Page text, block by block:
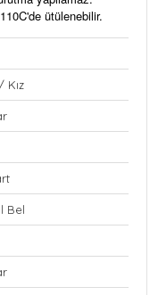
ütülenebilir.
Kız
Bel